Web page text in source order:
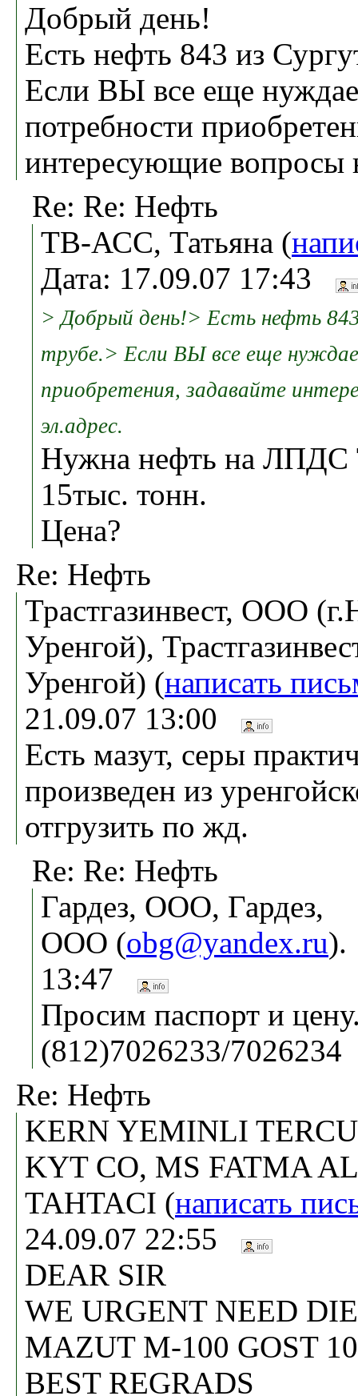
Добрый день!
Есть нефть 843 из
Если ВЫ все еще
потребности
интересующие вопросы
Re: Re: Нефть
ТВ-АСС, Татьяна (
Дата: 17.09.07 17:43
> Добрый день!> Есть нефть
трубе.> Если ВЫ все еще
приобретения, задавайте
эл.адрес.
Нужна нефть на ЛПДС
15тыс. тонн.
Цена?
Re: Нефть
Трастгазинвест, ООО
Уренгой),
Уренгой) (написать
21.09.07 13:00
Есть мазут, серы
произведен из
отгрузить по жд.
Re: Re: Нефть
Гардез, ООО, Гардез,
ООО (obg@yandex.ru).
13:47
Просим паспорт и
(812)7026233/7026234
Re: Нефть
KERN YEMINLI
KYT CO, MS FATMA
TAHTACI (написать
24.09.07 22:55
DEAR SIR
WE URGENT NEED
MAZUT M-100 GOST
BEST REGRADS